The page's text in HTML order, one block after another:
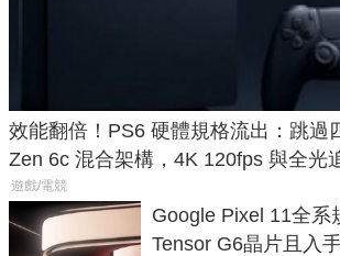
效能翻倍！PS6 硬體規格流出：跳過
Zen 6c 混合架構，4K 120fps 與全光
遊戲/電競
Google Pixel 11全系
Tensor G6晶片且入